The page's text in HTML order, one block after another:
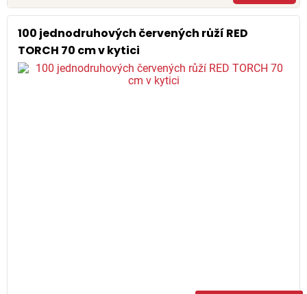
100 jednodruhových červených růží RED
TORCH 70 cm v kytici